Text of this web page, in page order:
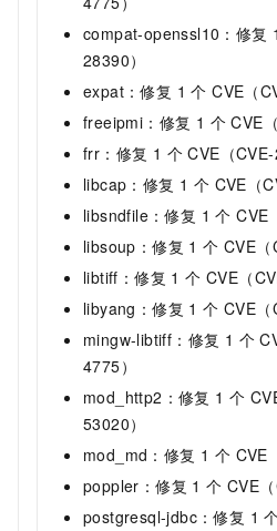
compat-openssl10：修复
28390）
expat：修复 1 个 CVE（
freeipmi：修复 1 个 CVE
frr：修复 1 个 CVE（CVE-
libcap：修复 1 个 CVE（
libsndfile：修复 1 个 CVE
libsoup：修复 1 个 CVE（
libtiff：修复 1 个 CVE（
libyang：修复 1 个 CVE（
mingw-libtiff：修复 1 个
4775）
mod_http2：修复 1 个
53020）
mod_md：修复 1 个 CVE
poppler：修复 1 个 CVE
postgresql-jdbc：修复 1